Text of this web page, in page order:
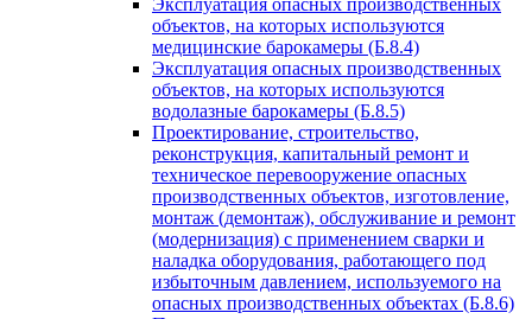
Эксплуатация опасных производственных
объектов, на которых используются
медицинские барокамеры (Б.8.4)
Эксплуатация опасных производственных
объектов, на которых используются
водолазные барокамеры (Б.8.5)
Проектирование, строительство,
реконструкция, капитальный ремонт и
техническое перевооружение опасных
производственных объектов, изготовление,
монтаж (демонтаж), обслуживание и ремонт
(модернизация) с применением сварки и
наладка оборудования, работающего под
избыточным давлением, используемого на
опасных производственных объектах (Б.8.6)